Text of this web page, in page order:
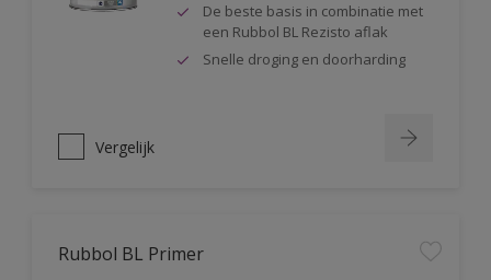
De beste basis in combinatie met
een Rubbol BL Rezisto aflak
Snelle droging en doorharding
Vergelijk
Rubbol BL Primer